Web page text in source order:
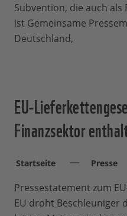
Subvention, die auch
ist Gemeinsame
Deutschland,
EU-
Finanzsektor
Startseite Presse
Pressestatement zum
EU droht Beschleuniger